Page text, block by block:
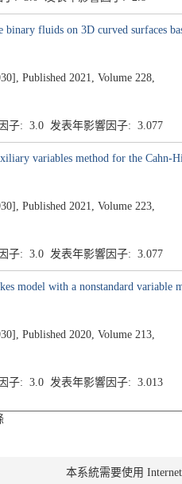
fluids on 3D curved surfaces
Published 2021, Volume 228,
子: 3.0 发表年影響因子: 3.077
variables method for the Cahn-
Published 2021, Volume 223,
子: 3.0 发表年影響因子: 3.077
model with a nonstandard
Published 2020, Volume 213,
子: 3.0 发表年影響因子: 3.013
本系統需要使用